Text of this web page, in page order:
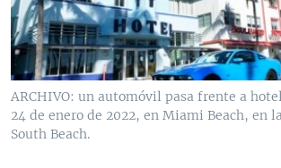
VENEZUELA
BRASIL
NICARAGUA
ECONOMÍA
ENTRETENIMIENTO Y CULTURA
TECNOLOGÍA
DEPORTES
MULTIMEDIA
VIDEOS
FOTOGRAFÍA
AUDIOS
PROGRAMAS TV
EL MUNDO AL DÍA
FORO INTERAMERICANO
RADIO
AVANCE INFORMATIVO
DIRECT
ARCHIVO: un automóvil pasa frente a
24 de enero de 2022, en Miami Beach, en
South Beach.